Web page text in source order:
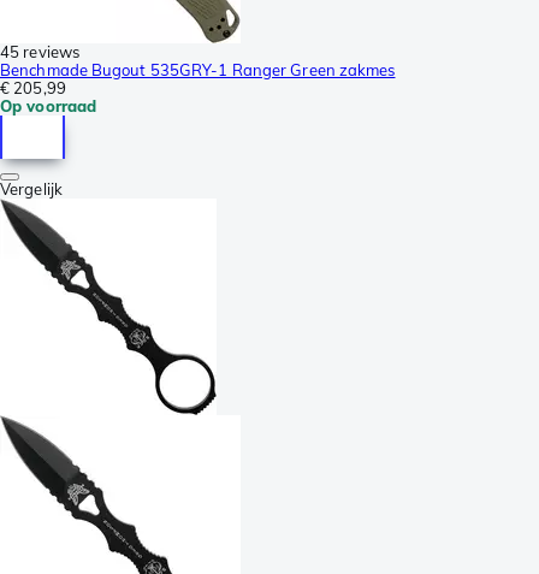
45 reviews
Benchmade Bugout 535GRY-1 Ranger Green zakmes
€ 205,99
Op voorraad
Vergelijk